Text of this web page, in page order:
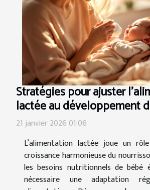
Stratégies pour ajuster
lactée au développement
21 janvier 2026 01:06
L’alimentation lactée joue un
croissance harmonieuse du
les besoins nutritionnels de bébé
nécessaire une adaptation